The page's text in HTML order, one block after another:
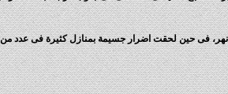
من جراء فيضان نهر، فى حين لحقت اضرار جسيمة بمنازل كثيرة فى